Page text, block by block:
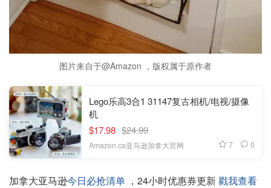
图片来自于@Amazon ，版权属于原作者
Lego乐高3合1 31147复古相机/电视/摄像
机
$17.98 $24.99
Amazon.ca亚马逊加拿大官网 7 0
加拿大亚马逊今日必抢清单 ，24小时优惠券更新戳我查看